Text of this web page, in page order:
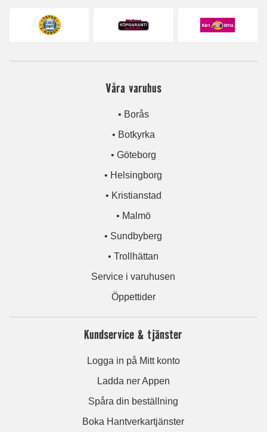
Våra varuhus
• Borås
• Botkyrka
• Göteborg
• Helsingborg
• Kristianstad
• Malmö
• Sundbyberg
• Trollhättan
Service i varuhusen
Öppettider
Kundservice & tjänster
Logga in på Mitt konto
Ladda ner Appen
Spåra din beställning
Boka Hantverkartjänster